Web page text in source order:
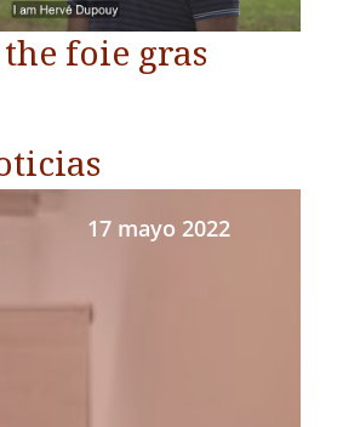
foie gras
17 mayo 2022